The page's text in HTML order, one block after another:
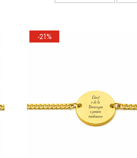
-21%